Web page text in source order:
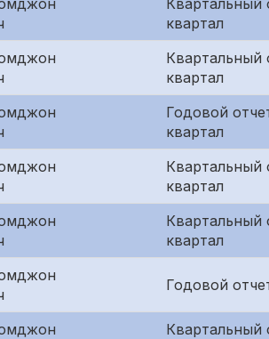
Квартальный
квартал
Квартальный
квартал
Годовой
квартал
Квартальный
квартал
Квартальный
квартал
Годовой
Квартальный